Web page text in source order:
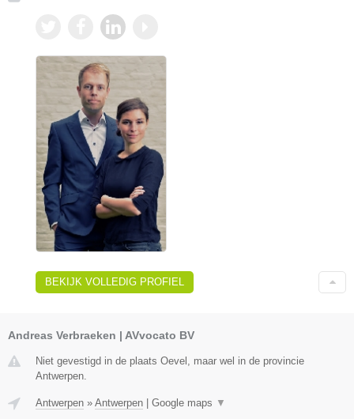
BEKIJK VOLLEDIG PROFIEL
Andreas Verbraeken | AVvocato BV
Niet gevestigd in de plaats Oevel, maar wel in de provincie
Antwerpen.
Antwerpen » Antwerpen Google maps ▼